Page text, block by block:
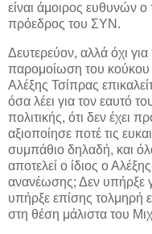
είναι άμοιρος ευθυνών
πρόεδρος του ΣΥΝ.
Δευτερεύον, αλλά όχι
παρομοίωση του κούκου
Αλέξης Τσίπρας
όσα λέει για τον εαυτό
πολιτικής, ότι δεν έχει
αξιοποίησε ποτέ τις
συμπάθιο δηλαδή, και
αποτελεί ο ίδιος ο
ανανέωσης; Δεν υπήρξε
υπήρξε επίσης τολμηρή
στη θέση μάλιστα του